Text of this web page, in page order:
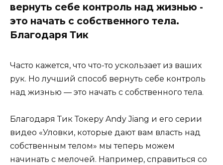
вернуть себе контроль над жизнью -
это начать с собственного тела.
Благодаря Тик
Часто кажется, что что-то ускользает из ваших
рук. Но лучший способ вернуть себе контроль
над жизнью — это начать с собственного тела.
Благодаря Тик Токеру Andy Jiang и его серии
видео «Уловки, которые дают вам власть над
собственным телом» мы теперь можем
начинать с мелочей. Например, справиться со